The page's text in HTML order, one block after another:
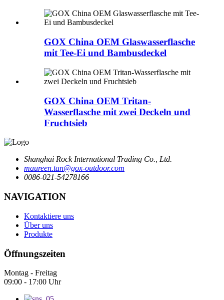
GOX China OEM Glaswasserflasche
mit Tee-Ei und Bambusdeckel
GOX China OEM Tritan-
Wasserflasche mit zwei Deckeln und
Fruchtsieb
Shanghai Rock International Trading Co., Ltd.
maureen.tan@gox-outdoor.com
0086-021-54278166
NAVIGATION
Kontaktiere uns
Über uns
Produkte
Öffnungszeiten
Montag - Freitag
09:00 - 17:00 Uhr